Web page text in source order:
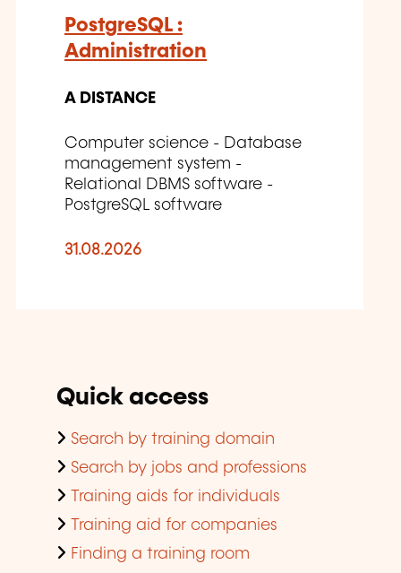
PostgreSQL :
Administration
A DISTANCE
Computer science - Database
management system -
Relational DBMS software -
PostgreSQL software
31.08.2026
Quick access
Search by training domain
Search by jobs and professions
Training aids for individuals
Training aid for companies
Finding a training room